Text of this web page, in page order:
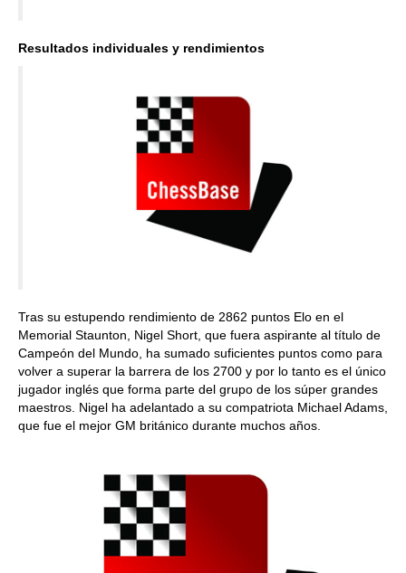
Resultados individuales y rendimientos
Tras su estupendo rendimiento de 2862 puntos Elo en el
Memorial Staunton, Nigel Short, que fuera aspirante al título de
Campeón del Mundo, ha sumado suficientes puntos como para
volver a superar la barrera de los 2700 y por lo tanto es el único
jugador inglés que forma parte del grupo de los súper grandes
maestros. Nigel ha adelantado a su compatriota Michael Adams,
que fue el mejor GM británico durante muchos años.